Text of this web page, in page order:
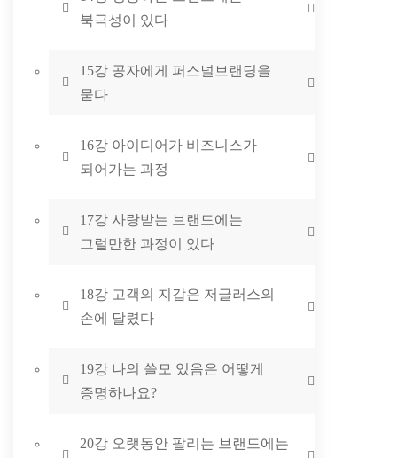
북극성이 있다
15강 공자에게 퍼스널브랜딩을
묻다
16강 아이디어가 비즈니스가
되어가는 과정
17강 사랑받는 브랜드에는
그럴만한 과정이 있다
18강 고객의 지갑은 저글러스의
손에 달렸다
19강 나의 쓸모 있음은 어떻게
증명하나요?
20강 오랫동안 팔리는 브랜드에는